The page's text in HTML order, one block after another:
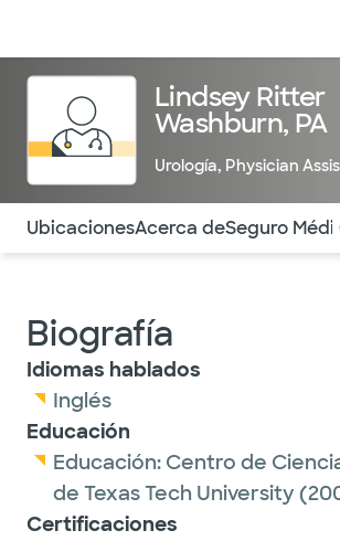
Lindsey Ritter
Washburn, PA
Urología, Physician
Utilice esta navegación para saltar
UbicacionesAcerca deSeguro
Biografía
Idiomas hablados
Inglés
Educación
Educación: Centro de
de Texas Tech University
Certificaciones